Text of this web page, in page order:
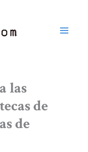
las
de
de